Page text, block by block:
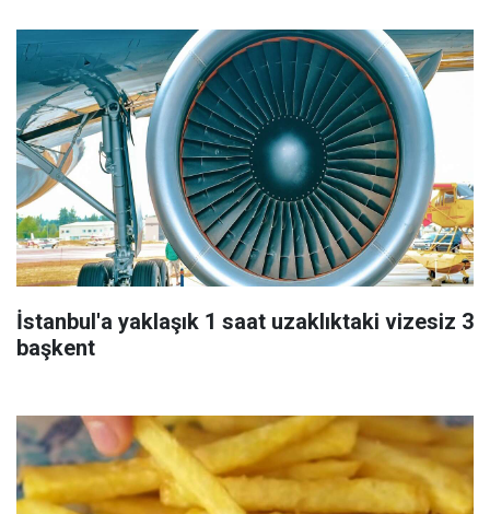
İstanbul'a yaklaşık 1 saat uzaklıktaki vizesiz 3
başkent